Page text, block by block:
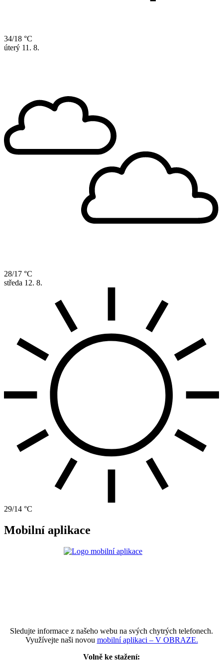
34/18 °C
úterý 11. 8.
28/17 °C
středa 12. 8.
29/14 °C
Mobilní aplikace
Sledujte informace z našeho webu na svých chytrých telefonech.
Využívejte naši novou mobilní aplikaci – V OBRAZE.
Volně ke stažení: